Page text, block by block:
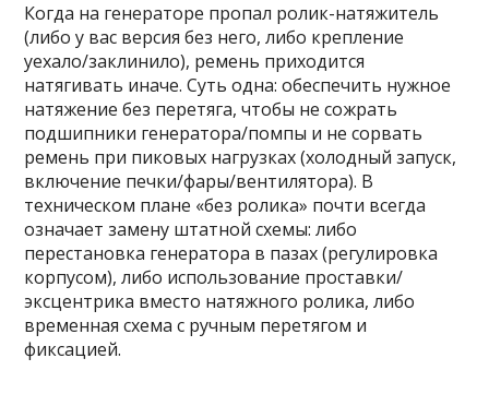
Когда на генераторе пропал ролик-натяжитель
(либо у вас версия без него, либо крепление
уехало/заклинило), ремень приходится
натягивать иначе. Суть одна: обеспечить нужное
натяжение без перетяга, чтобы не сожрать
подшипники генератора/помпы и не сорвать
ремень при пиковых нагрузках (холодный запуск,
включение печки/фары/вентилятора). В
техническом плане «без ролика» почти всегда
означает замену штатной схемы: либо
перестановка генератора в пазах (регулировка
корпусом), либо использование проставки/
эксцентрика вместо натяжного ролика, либо
временная схема с ручным перетягом и
фиксацией.